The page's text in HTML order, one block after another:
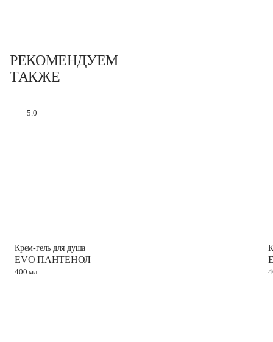
РЕКОМЕНДУЕМ
ТАКЖЕ
5.0
Крем-гель для душа
EVO ПАНТЕНОЛ
400 мл.